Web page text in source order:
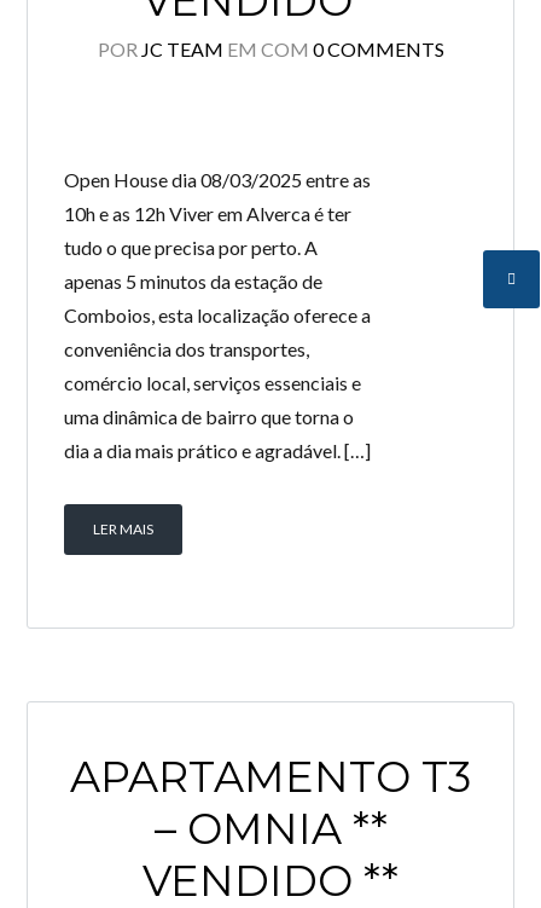
POR JC TEAM EM COM 0 COMMENTS
Open House dia 08/03/2025 entre as
10h e as 12h Viver em Alverca é ter
tudo o que precisa por perto. A
apenas 5 minutos da estação de
Comboios, esta localização oferece a
conveniência dos transportes,
comércio local, serviços essenciais e
uma dinâmica de bairro que torna o
dia a dia mais prático e agradável. […]
LER MAIS
APARTAMENTO T3
– OMNIA **
VENDIDO **